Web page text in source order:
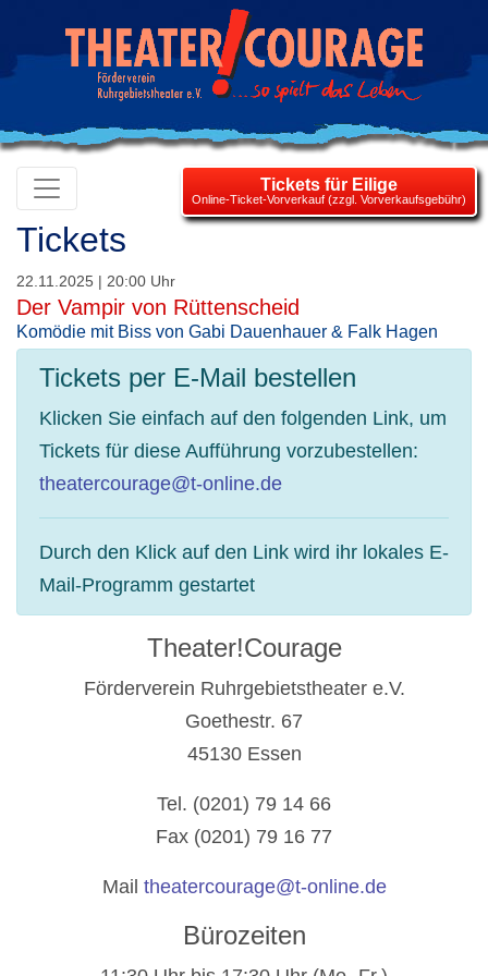
Tickets für Eilige
Online-Ticket-Vorverkauf (zzgl. Vorverkaufsgebühr)
Tickets
22.11.2025 | 20:00 Uhr
Der Vampir von Rüttenscheid
Komödie mit Biss von Gabi Dauenhauer & Falk Hagen
Tickets per E-Mail bestellen
Klicken Sie einfach auf den folgenden Link, um
Tickets für diese Aufführung vorzubestellen:
theatercourage@t-online.de
Durch den Klick auf den Link wird ihr lokales E-
Mail-Programm gestartet
Theater!Courage
Förderverein Ruhrgebietstheater e.V.
Goethestr. 67
45130 Essen
Tel. (0201) 79 14 66
Fax (0201) 79 16 77
Mail theatercourage@t-online.de
Bürozeiten